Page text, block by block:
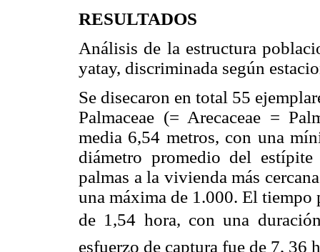
RESULTADOS
Análisis de la estructura
yatay, discriminada según
Se disecaron en total 55
Palmaceae (= Arecaceae =
media 6,54 metros, con una
diámetro promedio del
palmas a la vivienda más
una máxima de 1.000. El tiempo
de 1,54 hora, con una
esfuerzo de captura fue de 7, 36